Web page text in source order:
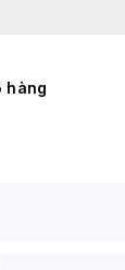
hàng